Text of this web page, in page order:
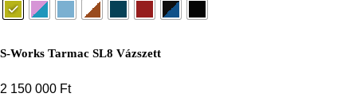
S-Works Tarmac SL8 Vázszett
2 150 000 Ft